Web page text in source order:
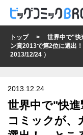
トップ> 世界中で"快進
ン賞2013で第2位に選出
2013/12/24 ）
2013.12.24
世界中で"快進
コミックが、